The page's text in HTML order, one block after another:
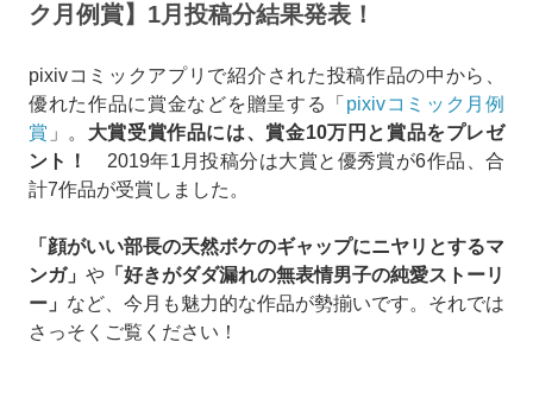
ク月例賞】1月投稿分結果発表！
pixivコミックアプリで紹介された投稿作品の中から、
優れた作品に賞金などを贈呈する「 pixivコミック月例
賞 」。 大賞受賞作品には、賞金10万円と賞品をプレゼ
ント！ 2019年1月投稿分は大賞と優秀賞が6作品、合
計7作品が受賞しました。
「顔がいい部長の天然ボケのギャップにニヤリとするマ
ンガ」 や 「好きがダダ漏れの無表情男子の純愛ストーリ
ー」 など、今月も魅力的な作品が勢揃いです。それでは
さっそくご覧ください！